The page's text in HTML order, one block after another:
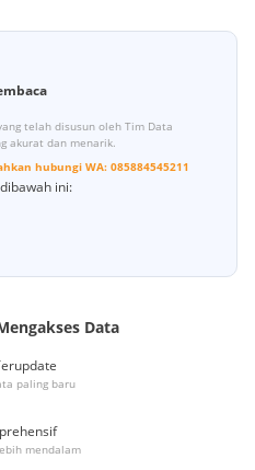
telah disusun oleh Tim Data
akurat dan menarik.
hubungi WA: 085884545211
ini:
Data
paling baru
mendalam